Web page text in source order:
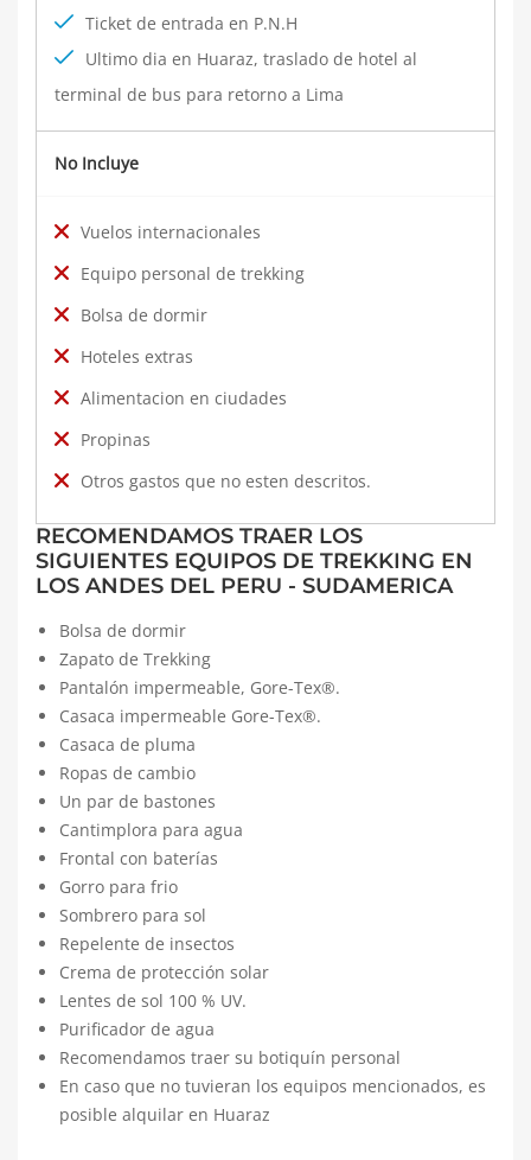
Ticket de entrada en P.N.H
Ultimo dia en Huaraz, traslado de hotel al
terminal de bus para retorno a Lima
No Incluye
Vuelos internacionales
Equipo personal de trekking
Bolsa de dormir
Hoteles extras
Alimentacion en ciudades
Propinas
Otros gastos que no esten descritos.
RECOMENDAMOS TRAER LOS
SIGUIENTES EQUIPOS DE TREKKING EN
LOS ANDES DEL PERU - SUDAMERICA
Bolsa de dormir
Zapato de Trekking
Pantalón impermeable, Gore-Tex®.
Casaca impermeable Gore-Tex®.
Casaca de pluma
Ropas de cambio
Un par de bastones
Cantimplora para agua
Frontal con baterías
Gorro para frio
Sombrero para sol
Repelente de insectos
Crema de protección solar
Lentes de sol 100 % UV.
Purificador de agua
Recomendamos traer su botiquín personal
En caso que no tuvieran los equipos mencionados, es
posible alquilar en Huaraz